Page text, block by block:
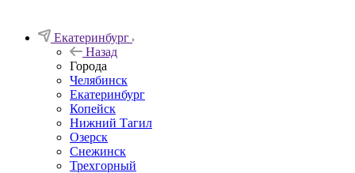
Екатеринбург
Назад
Города
Челябинск
Екатеринбург
Копейск
Нижний Тагил
Озерск
Снежинск
Трехгорный